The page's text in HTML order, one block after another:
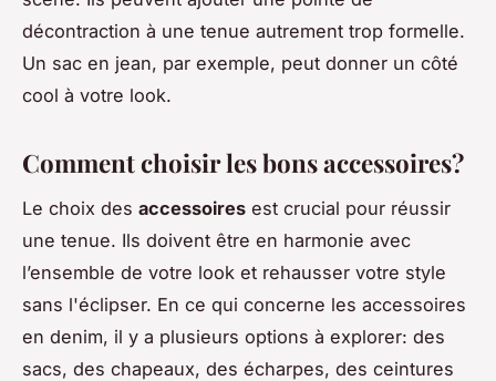
décontraction à une tenue autrement trop formelle.
Un sac en jean, par exemple, peut donner un côté
cool à votre look.
Comment choisir les bons accessoires?
Le choix des accessoires est crucial pour réussir
une tenue. Ils doivent être en harmonie avec
l’ensemble de votre look et rehausser votre style
sans l'éclipser. En ce qui concerne les accessoires
en denim, il y a plusieurs options à explorer: des
sacs, des chapeaux, des écharpes, des ceintures